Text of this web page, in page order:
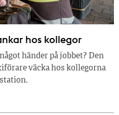
hos kollegor
händer på jobbet? Den
väcka hos kollegorna